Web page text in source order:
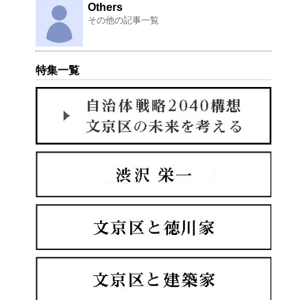
Others
その他の記事一覧
特集一覧